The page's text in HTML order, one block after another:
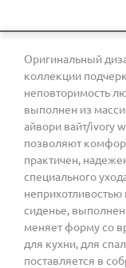
Оригинальный
коллекции
неповторимость
выполнен из
айвори вайт/ivory
позволяют
практичен,
специального
сиденье,
меняет форму со
для кухни, для
поставляется в